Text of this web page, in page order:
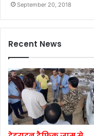
September 20, 2018
Recent News